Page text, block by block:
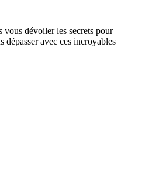
vous dévoiler les secrets pour
dépasser avec ces incroyables